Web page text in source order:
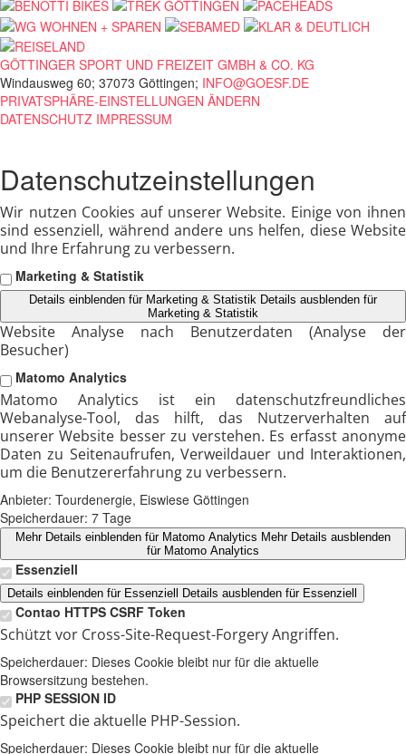
GÖTTINGER SPORT UND FREIZEIT GMBH & CO. KG
Windausweg 60; 37073 Göttingen; INFO@GOESF.DE
PRIVATSPHÄRE-EINSTELLUNGEN ÄNDERN
DATENSCHUTZ IMPRESSUM
Datenschutzeinstellungen
Wir nutzen Cookies auf unserer Website. Einige von ihnen
sind essenziell, während andere uns helfen, diese Website
und Ihre Erfahrung zu verbessern.
Marketing & Statistik
Details einblenden für Marketing & Statistik Details ausblenden für
Marketing & Statistik
Website Analyse nach Benutzerdaten (Analyse der
Besucher)
Matomo Analytics
Matomo Analytics ist ein datenschutzfreundliches
Webanalyse-Tool, das hilft, das Nutzerverhalten auf
unserer Website besser zu verstehen. Es erfasst anonyme
Daten zu Seitenaufrufen, Verweildauer und Interaktionen,
um die Benutzererfahrung zu verbessern.
Anbieter: Tourdenergie, Eiswiese Göttingen
Speicherdauer: 7 Tage
Mehr Details einblenden für Matomo Analytics Mehr Details ausblenden
für Matomo Analytics
Essenziell
Details einblenden für Essenziell Details ausblenden für Essenziell
Contao HTTPS CSRF Token
Schützt vor Cross-Site-Request-Forgery Angriffen.
Speicherdauer: Dieses Cookie bleibt nur für die aktuelle
Browsersitzung bestehen.
PHP SESSION ID
Speichert die aktuelle PHP-Session.
Speicherdauer: Dieses Cookie bleibt nur für die aktuelle